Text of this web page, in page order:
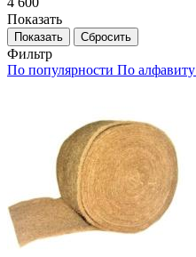
Показать
Сбросить
Фильтр
По популярности По алфавиту